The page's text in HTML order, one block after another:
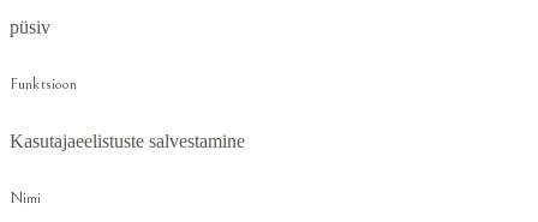
püsiv
Funktsioon
Kasutajaeelistuste salvestamine
Nimi